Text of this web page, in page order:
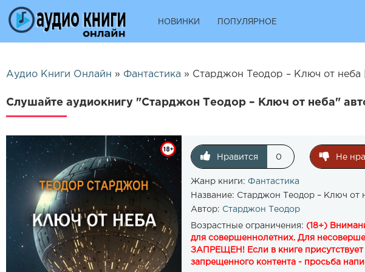
НОВИНКИ ПОПУЛЯРНОЕ
Аудио Книги Онлайн » Фантастика » Старджон Теодор – Ключ от неба
Слушайте аудиокнигу "Старджон Теодор – Ключ от неба"
Нравится 0 Не
Жанр книги:Фантастика
Название: Старджон Теодор – Ключ от
Автор: Старджон Теодор
Возрастные ограничения: (18+)
для совершеннолетних. Для
ЗАПРЕЩЕН! Если в книге
запрещенного контента - просьба